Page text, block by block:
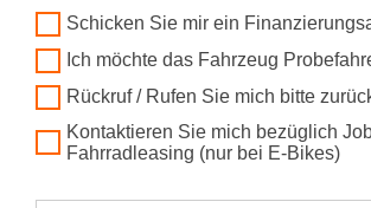
Schicken Sie mir ein
Ich möchte das Fahrzeug
Rückruf / Rufen Sie mich bitte
Kontaktieren Sie mich bezüglich
Fahrradleasing (nur bei E-Bikes)